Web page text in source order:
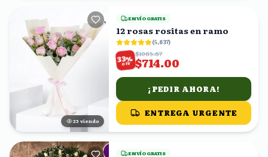
24 viendo
ENVÍO GRATIS
12 rosas rositas en ramo
(5,637)
33%
OFF
$1065.67
$714.00
¡PEDIR AHORA!
ENTREGA URGENTE
ENVÍO GRATIS